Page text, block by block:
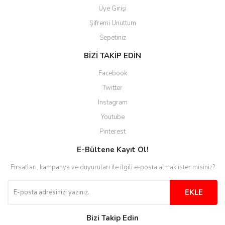
derecede beğendim
Üye Girişi
Şifremi Unuttum
Sepetiniz
BİZİ TAKİP EDİN
Facebook
Twitter
Instagram
Youtube
Pinterest
E-Bültene Kayıt Ol!
Fırsatları, kampanya ve duyuruları ile ilgili e-posta almak ister misiniz?
EKLE
Bizi Takip Edin